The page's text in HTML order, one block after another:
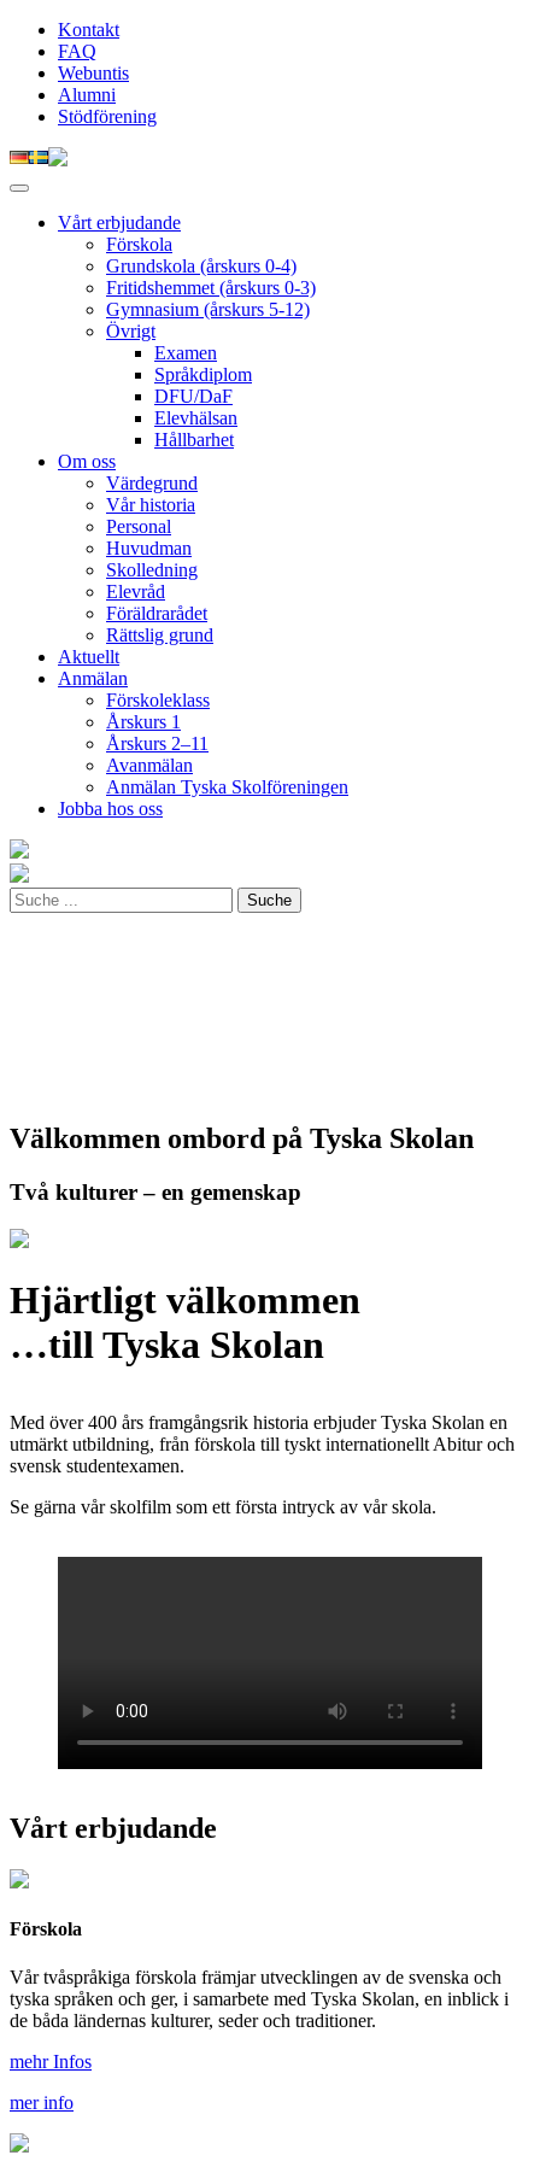
Kontakt
FAQ
Webuntis
Alumni
Stödförening
Vårt erbjudande
Förskola
Grundskola (årskurs 0-4)
Fritidshemmet (årskurs 0-3)
Gymnasium (årskurs 5-12)
Övrigt
Examen
Språkdiplom
DFU/DaF
Elevhälsan
Hållbarhet
Om oss
Värdegrund
Vår historia
Personal
Huvudman
Skolledning
Elevråd
Föräldrarådet
Rättslig grund
Aktuellt
Anmälan
Förskoleklass
Årskurs 1
Årskurs 2–11
Avanmälan
Anmälan Tyska Skolföreningen
Jobba hos oss
Välkommen ombord på Tyska Skolan
Två kulturer – en gemenskap
Hjärtligt välkommen
…till Tyska Skolan
Med över 400 års framgångsrik historia erbjuder Tyska Skolan en
utmärkt utbildning, från förskola till tyskt internationellt Abitur och
svensk studentexamen.
Se gärna vår skolfilm som ett första intryck av vår skola.
Vårt erbjudande
Förskola
Vår tvåspråkiga förskola främjar utvecklingen av de svenska och
tyska språken och ger, i samarbete med Tyska Skolan, en inblick i
de båda ländernas kulturer, seder och traditioner.
mehr Infos
mer info